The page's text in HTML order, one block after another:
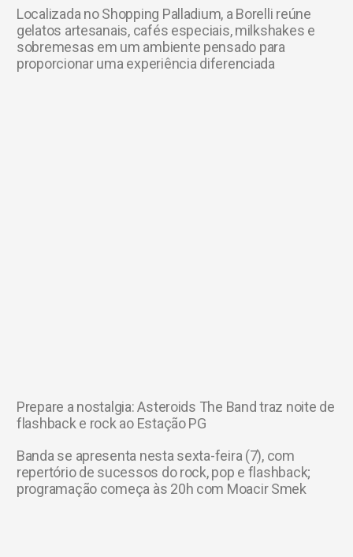
Localizada no Shopping Palladium, a Borelli reúne
gelatos artesanais, cafés especiais, milkshakes e
sobremesas em um ambiente pensado para
proporcionar uma experiência diferenciada
Prepare a nostalgia: Asteroids The Band traz noite de
flashback e rock ao Estação PG
Banda se apresenta nesta sexta-feira (7), com
repertório de sucessos do rock, pop e flashback;
programação começa às 20h com Moacir Smek